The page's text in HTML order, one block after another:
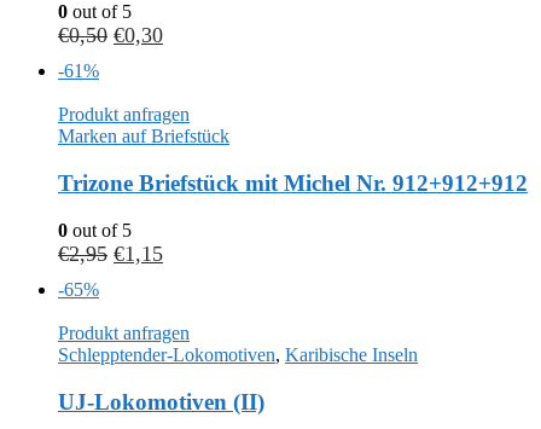
0 out of 5
€0,50 €0,30
-61%
Produkt anfragen
Marken auf Briefstück
Trizone Briefstück mit Michel Nr. 912+912+912
0 out of 5
€2,95 €1,15
-65%
Produkt anfragen
Schlepptender-Lokomotiven, Karibische Inseln
UJ-Lokomotiven (II)